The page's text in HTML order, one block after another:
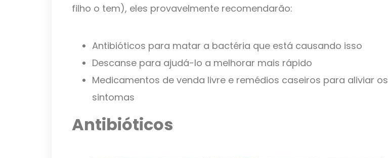
filho o tem), eles provavelmente recomendarão:
Antibióticos para matar a bactéria que está causando isso
Descanse para ajudá-lo a melhorar mais rápido
Medicamentos de venda livre e remédios caseiros para aliviar os
sintomas
Antibióticos